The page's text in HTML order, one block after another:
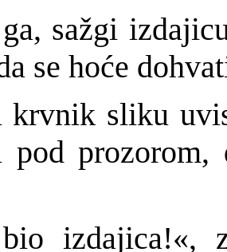
sažgi
se hoće
krvnik sliku
pod
izdajica!«,